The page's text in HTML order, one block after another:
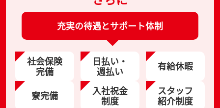
充実の待遇とサポート体制
社会保険
完備
日払い・
週払い 有給休暇
寮完備 入社祝金
制度
スタッフ
紹介制度